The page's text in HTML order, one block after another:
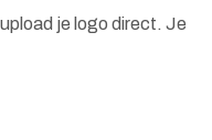
je logo direct. Je